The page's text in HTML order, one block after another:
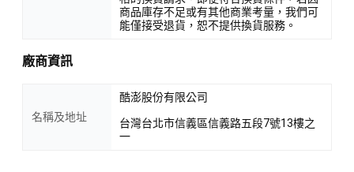
商品庫存不足或有其他商業考量，我們可
能僅接受退貨，恕不提供換貨服務。
廠商資訊
名稱及地址
酷澎股份有限公司
台灣台北市信義區信義路五段7號13樓之
一